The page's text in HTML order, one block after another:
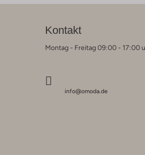
Kontakt
Montag - Freitag 09:00 - 17:00
info@omoda.de